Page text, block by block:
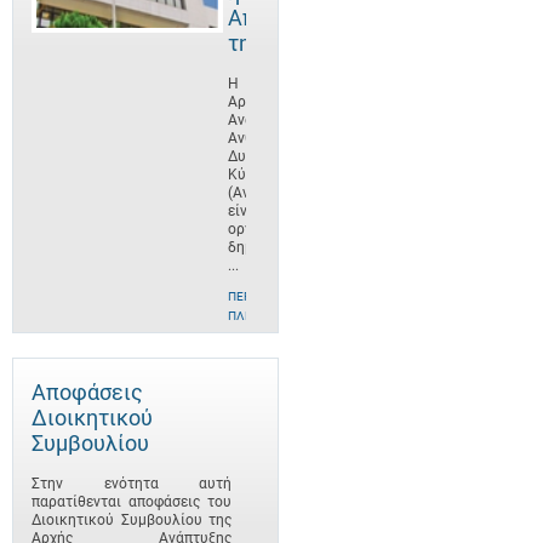
Αποστολή
της
Η
Αρχή
Ανάπτυξης
Ανθρώπινου
Δυναμικού
Κύπρου
(ΑνΑΔ)
είναι
οργανισμός
δημοσίου
...
ΠΕΡΙΣΣΌΤΕΡΕΣ
ΠΛΗΡΟΦΟΡΊΕΣ
Αποφάσεις
Διοικητικού
Συμβουλίου
Στην ενότητα αυτή
παρατίθενται αποφάσεις του
Διοικητικού Συμβουλίου της
Αρχής Ανάπτυξης